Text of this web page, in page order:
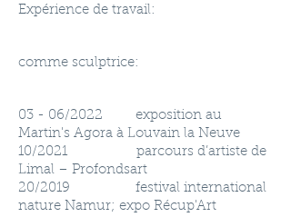
Expérience de travail:
comme sculptrice:​
03 - 06/2022 exposition au
Martin's Agora à Louvain la Neuve
10/2021 parcours d’artiste de
Limal – Profondsart
20/2019 festival international
nature Namur; expo Récup'Art